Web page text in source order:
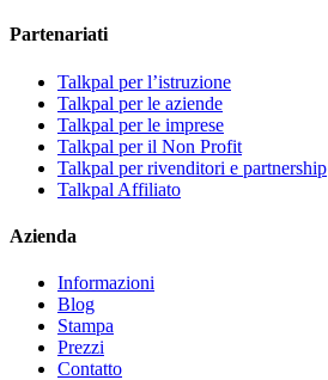
Partenariati
Talkpal per l’istruzione
Talkpal per le aziende
Talkpal per le imprese
Talkpal per il Non Profit
Talkpal per rivenditori e partnership
Talkpal Affiliato
Azienda
Informazioni
Blog
Stampa
Prezzi
Contatto